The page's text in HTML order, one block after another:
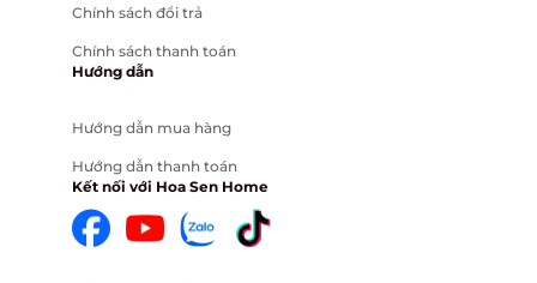
Chính sách đổi trả
Chính sách thanh toán
Hướng dẫn
Hướng dẫn mua hàng
Hướng dẫn thanh toán
Kết nối với Hoa Sen Home